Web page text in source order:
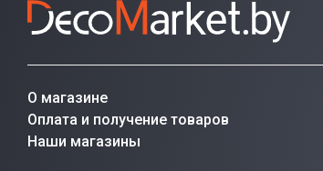
О магазине
Оплата и получение товаров
Наши магазины